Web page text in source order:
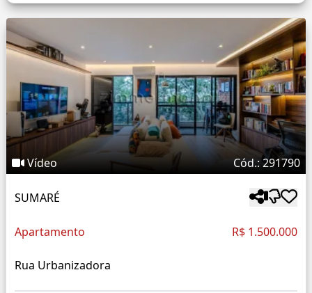
Vídeo Cód.: 291790
SUMARÉ
Apartamento R$ 1.500.000
Rua Urbanizadora